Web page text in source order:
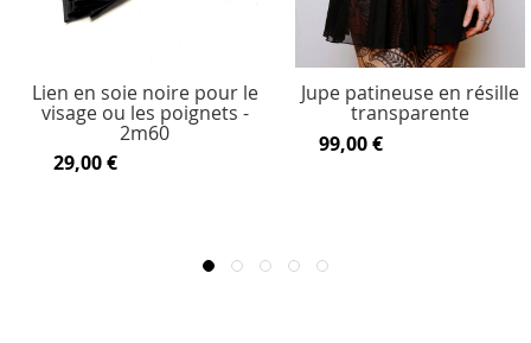
Lien en soie noire pour le
visage ou les poignets -
2m60
29,00 €
Jupe patineuse en résille
transparente
99,00 €